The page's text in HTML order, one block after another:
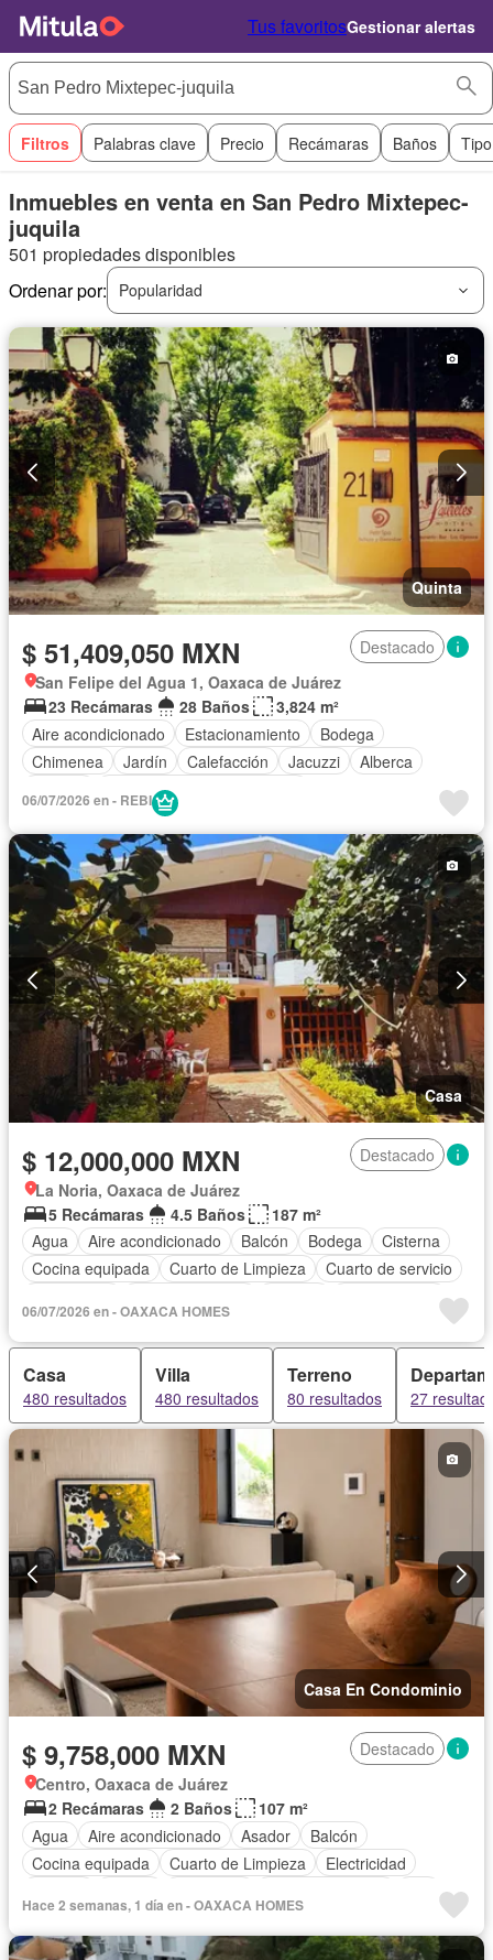
Tus favoritosGestionar alertas
Filtros Palabras clave Precio Recámaras Baños
Inmuebles en venta en San Pedro Mixtepec-
juquila
501 propiedades disponibles
Ordenar por:
Popularidad
Quinta
$ 51,409,050 MXN
Destacado
San Felipe del Agua 1, Oaxaca de Juárez
23 Recámaras
28 Baños
3,824 m²
Aire acondicionado
Estacionamiento
Bodega
Chimenea
Jardín Calefacción Jacuzzi
Alberca
Completamente amueblado
06/07/2026 en - REBI
Casa
$ 12,000,000 MXN
Destacado
La Noria, Oaxaca de Juárez
5 Recámaras
4.5 Baños
187 m²
Agua
Aire acondicionado Balcón Bodega
Cisterna
Cocina equipada
Cuarto de Limpieza
Cuarto de servicio
Completamente amueblado
06/07/2026 en - OAXACA HOMES
Casa
480 resultados
Villa
480 resultados
Terreno
80 resultados 27
Casa En Condominio
$ 9,758,000 MXN
Destacado
Centro, Oaxaca de Juárez
2 Recámaras
2 Baños
107 m²
Agua
Aire acondicionado Asador
Balcón
Cocina equipada
Cuarto de Limpieza
Electricidad
Zonas verdes
Sin amueblar
Hace 2 semanas, 1 día en - OAXACA HOMES